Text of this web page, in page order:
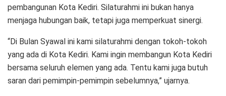
pembangunan Kota Kediri. Silaturahmi ini bukan hanya
menjaga hubungan baik, tetapi juga memperkuat sinergi.
“Di Bulan Syawal ini kami silaturahmi dengan tokoh-tokoh
yang ada di Kota Kediri. Kami ingin membangun Kota Kediri
bersama seluruh elemen yang ada. Tentu kami juga butuh
saran dari pemimpin-pemimpin sebelumnya,” ujarnya.